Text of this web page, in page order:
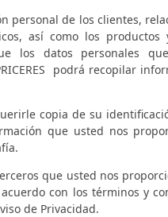
personal de los clientes,
así como los
los datos personales
podrá recopilar
copia de su
que usted nos
que usted nos
con los términos y
de Privacidad.